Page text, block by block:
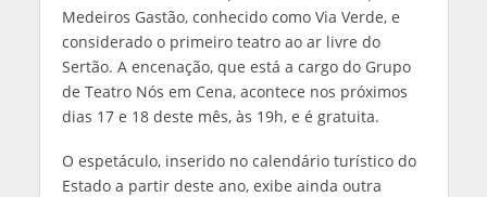
Medeiros Gastão, conhecido como Via Verde, e
considerado o primeiro teatro ao ar livre do
Sertão. A encenação, que está a cargo do Grupo
de Teatro Nós em Cena, acontece nos próximos
dias 17 e 18 deste mês, às 19h, e é gratuita.
O espetáculo, inserido no calendário turístico do
Estado a partir deste ano, exibe ainda outra